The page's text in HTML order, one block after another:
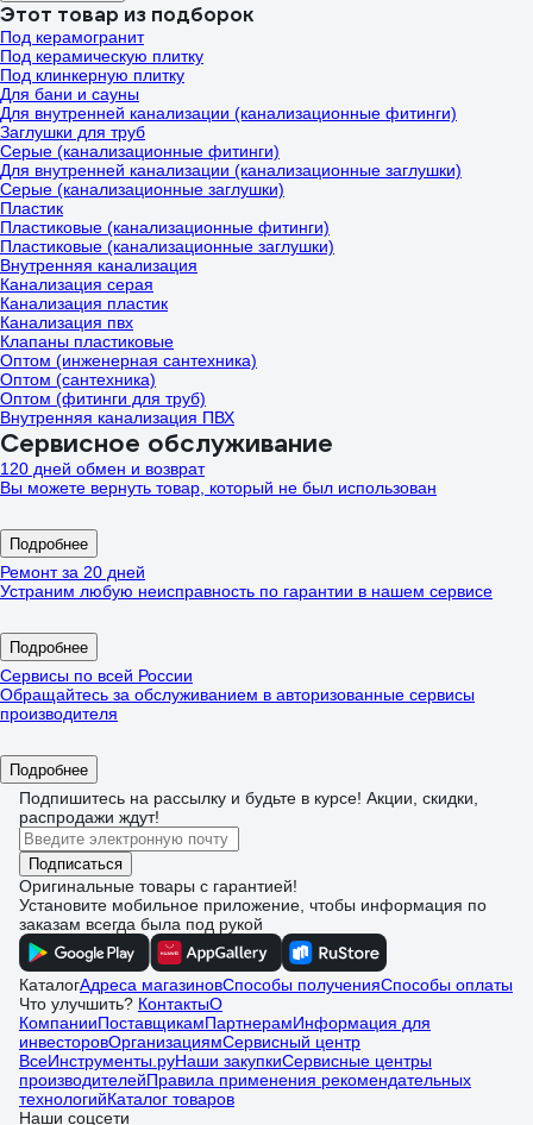
Этот товар из подборок
Под керамогранит
Под керамическую плитку
Под клинкерную плитку
Для бани и сауны
Для внутренней канализации (канализационные фитинги)
Заглушки для труб
Серые (канализационные фитинги)
Для внутренней канализации (канализационные заглушки)
Серые (канализационные заглушки)
Пластик
Пластиковые (канализационные фитинги)
Пластиковые (канализационные заглушки)
Внутренняя канализация
Канализация серая
Канализация пластик
Канализация пвх
Клапаны пластиковые
Оптом (инженерная сантехника)
Оптом (сантехника)
Оптом (фитинги для труб)
Внутренняя канализация ПВХ
Сервисное обслуживание
120 дней обмен и возврат
Вы можете вернуть товар, который не был использован
Подробнее
Ремонт за 20 дней
Устраним любую неисправность по гарантии в нашем сервисе
Подробнее
Сервисы по всей России
Обращайтесь за обслуживанием в авторизованные сервисы
производителя
Подробнее
Подпишитесь на рассылку и будьте в курсе! Акции, скидки,
распродажи ждут!
Подписаться
Оригинальные товары с гарантией!
Установите мобильное приложение, чтобы информация по
заказам всегда была под рукой
КаталогАдреса магазиновСпособы полученияСпособы оплаты
Что улучшить? КонтактыО
КомпанииПоставщикамПартнерамИнформация для
инвесторовОрганизациямСервисный центр
ВсеИнструменты.руНаши закупкиСервисные центры
производителейПравила применения рекомендательных
технологийКаталог товаров
Наши соцсети